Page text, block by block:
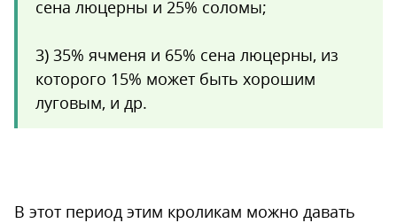
сена люцерны и 25% соломы;
3) 35% ячменя и 65% сена люцерны, из
которого 15% может быть хорошим
луговым, и др.
В этот период этим кроликам можно давать